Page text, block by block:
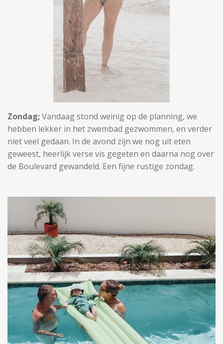
Zondag;Vandaag stond weinig op de planning, we
hebben lekker in het zwembad gezwommen, en verder
niet veel gedaan. In de avond zijn we nog uit eten
geweest, heerlijk verse vis gegeten en daarna nog over
de Boulevard gewandeld. Een fijne rustige zondag.